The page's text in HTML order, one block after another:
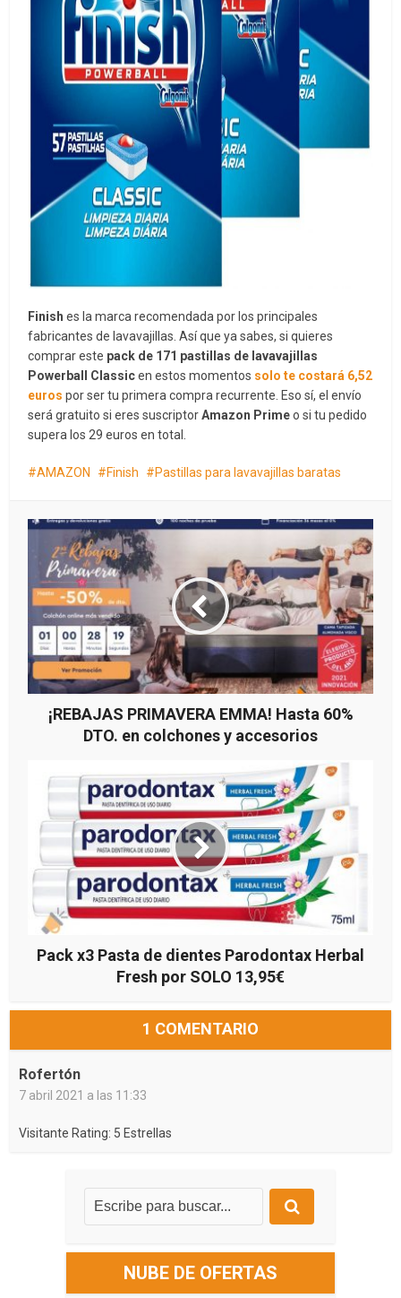
Finish es la marca recomendada por los principales
fabricantes de lavavajillas. Así que ya sabes, si quieres
comprar este pack de 171 pastillas de lavavajillas
Powerball Classicen estos momentos solo te costará 6,52
eurospor ser tu primera compra recurrente. Eso sí, el envío
será gratuito si eres suscriptorAmazon Primeo si tu pedido
supera los 29 euros en total.
AMAZON Finish Pastillas para lavavajillas baratas
¡REBAJAS PRIMAVERA EMMA! Hasta 60%
DTO. en colchones y accesorios
Pack x3 Pasta de dientes Parodontax Herbal
Fresh por SOLO 13,95€
1 COMENTARIO
Rofertón
7 abril 2021 a las 11:33
Visitante Rating: 5 Estrellas
NUBE DE OFERTAS